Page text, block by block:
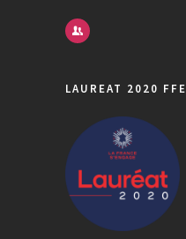
LAUREAT 2020 FFE